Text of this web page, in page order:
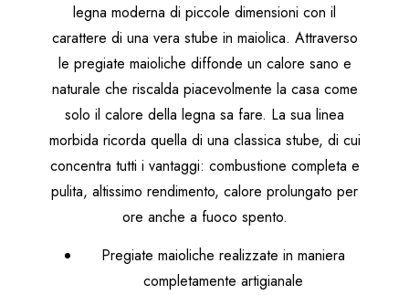
legna moderna di piccole dimensioni con il
carattere di una vera stube in maiolica. Attraverso
le pregiate maioliche diffonde un calore sano e
naturale che riscalda piacevolmente la casa come
solo il calore della legna sa fare. La sua linea
morbida ricorda quella di una classica stube, di cui
concentra tutti i vantaggi: combustione completa e
pulita, altissimo rendimento, calore prolungato per
ore anche a fuoco spento.
Pregiate maioliche realizzate in maniera
completamente artigianale